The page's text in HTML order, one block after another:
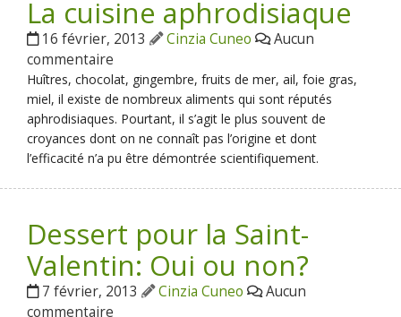
La cuisine aphrodisiaque
16 février, 2013 Cinzia Cuneo
Aucun
commentaire
Huîtres, chocolat, gingembre, fruits de mer, ail, foie gras,
miel, il existe de nombreux aliments qui sont réputés
aphrodisiaques. Pourtant, il s’agit le plus souvent de
croyances dont on ne connaît pas l’origine et dont
l’efficacité n’a pu être démontrée scientifiquement.
Dessert pour la Saint-
Valentin: Oui ou non?
7 février, 2013 Cinzia Cuneo
Aucun
commentaire